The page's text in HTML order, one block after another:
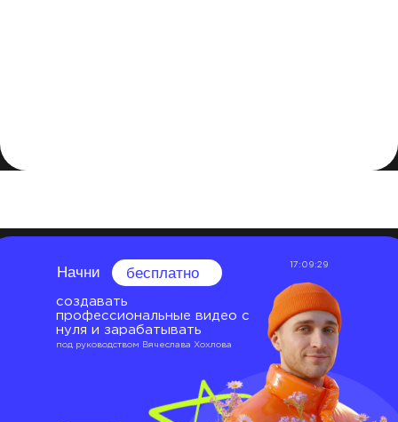
под руководством Вячеслава Хохлова
создавать
профессиональные видео с
нуля и зарабатывать
Начни бесплатно 17:09:29